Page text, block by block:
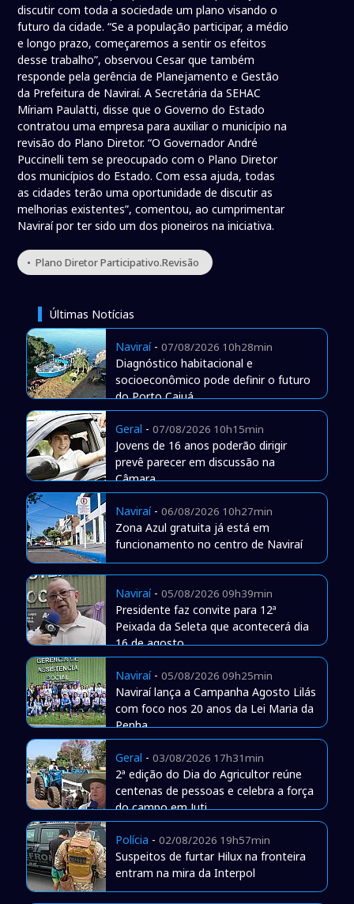
discutir com toda a sociedade um plano visando o
futuro da cidade. “Se a população participar, a médio
e longo prazo, começaremos a sentir os efeitos
desse trabalho”, observou Cesar que também
responde pela gerência de Planejamento e Gestão
da Prefeitura de Naviraí. A Secretária da SEHAC
Míriam Paulatti, disse que o Governo do Estado
contratou uma empresa para auxiliar o município na
revisão do Plano Diretor. “O Governador André
Puccinelli tem se preocupado com o Plano Diretor
dos municípios do Estado. Com essa ajuda, todas
as cidades terão uma oportunidade de discutir as
melhorias existentes”, comentou, ao cumprimentar
Naviraí por ter sido um dos pioneiros na iniciativa.
• Plano Diretor Participativo.Revisão
Últimas Notícias
Naviraí- 07/08/2026 10h28min
Diagnóstico habitacional e
socioeconômico pode definir o futuro
do Porto Caiuá
Geral - 07/08/2026 10h15min
Jovens de 16 anos poderão dirigir
prevê parecer em discussão na
Câmara
Naviraí- 06/08/2026 10h27min
Zona Azul gratuita já está em
funcionamento no centro de Naviraí
Naviraí- 05/08/2026 09h39min
Presidente faz convite para 12ª
Peixada da Seleta que acontecerá dia
16 de agosto
Naviraí- 05/08/2026 09h25min
Naviraí lança a Campanha Agosto Lilás
com foco nos 20 anos da Lei Maria da
Penha
Geral - 03/08/2026 17h31min
2ª edição do Dia do Agricultor reúne
centenas de pessoas e celebra a força
do campo em Juti
Polícia - 02/08/2026 19h57min
Suspeitos de furtar Hilux na fronteira
entram na mira da Interpol